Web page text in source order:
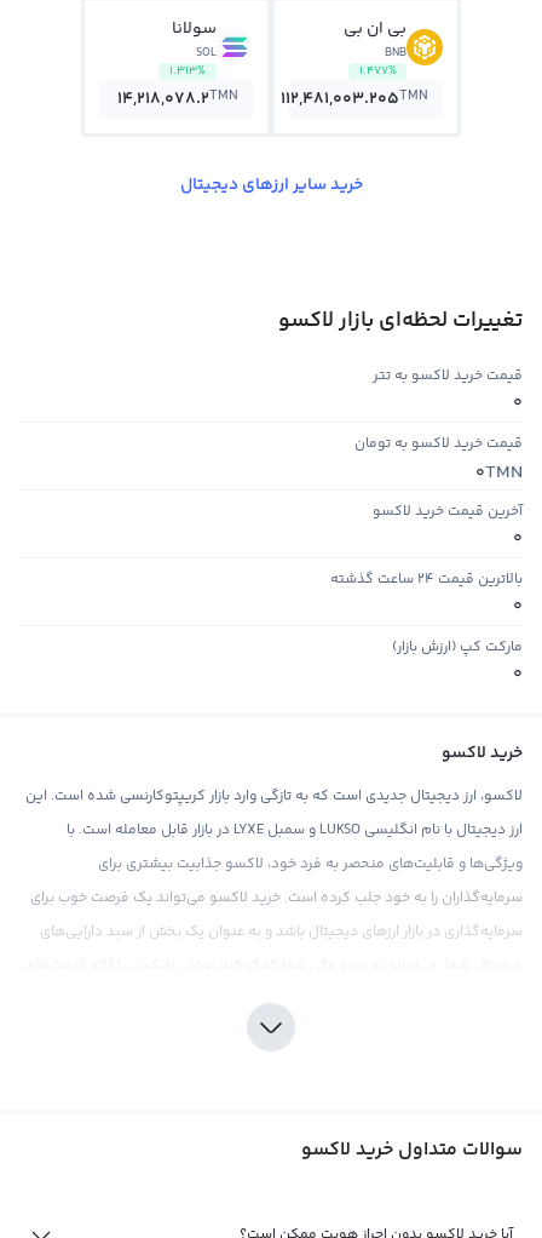
بی ان بی
BNB
1.477%
112,481,003.205TMN
سولانا
SOL
1.313%
14,218,078.2TMN
خرید سایر ارزهای دیجیتال
تغییرات لحظه‌ای بازار لاکسو
قیمت خرید لاکسو به تتر
0
قیمت خرید لاکسو به تومان
TMN
0
آخرین قیمت خرید لاکسو
0
بالاترین قیمت ۲۴ ساعت گذشته
0
مارکت کپ (ارزش بازار)
0
خرید لاکسو
لاکسو، ارز دیجیتال جدیدی است که به تازگی وارد بازار کریپتوکارنسی شده است. این
ارز دیجیتال با نام انگلیسی LUKSO و سمبل LYXE در بازار قابل معامله است. با
ویژگی‌ها و قابلیت‌های منحصر به فرد خود، لاکسو جذابیت بیشتری برای
سرمایه‌گذاران را به خود جلب کرده است. خرید لاکسو می‌تواند یک فرصت خوب برای
سرمایه‌گذاری در بازار ارزهای دیجیتال باشد و به عنوان یک بخش از سبد دارایی‌های
رقابتی و کارمزد پایین، یکی از بهترین محل‌هایی است که می‌توانید در آن به صورت
امن و قانونی لاکسو را خریداری کنید. این صرافی با توجه به سابقه خود در ارائه
تحقیقات و تصمیم‌گیری درباره سرمایه‌گذاری در لاکسو تبدیل کرده است. با اشاره به
سوالات متداول خرید لاکسو